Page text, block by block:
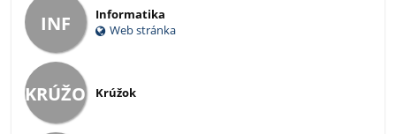
INF
Informatika
Web stránka
KRÚŽOKKrúžok